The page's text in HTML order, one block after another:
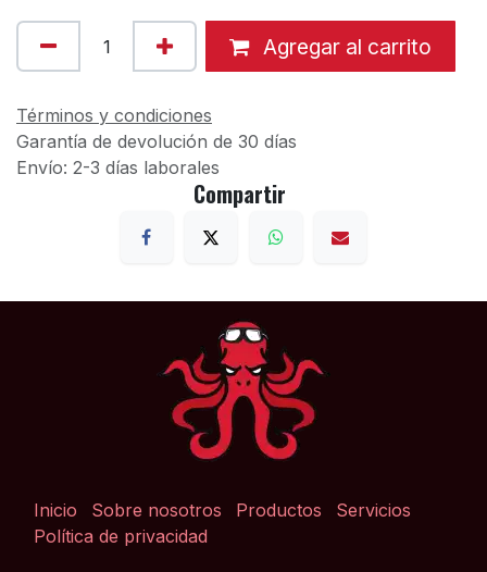
Agregar al carrito
Términos y condiciones
Garantía de devolución de 30 días
Envío: 2-3 días laborales
Compartir
Inicio Sobre nosotros Productos
Servicios
Política de privacidad